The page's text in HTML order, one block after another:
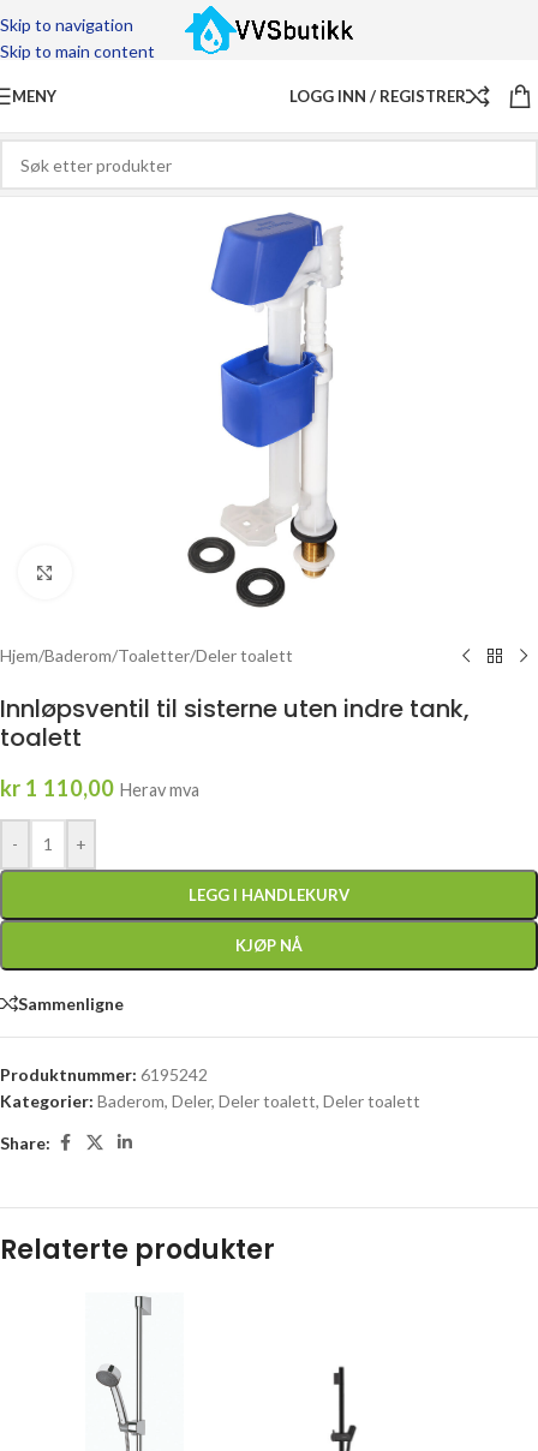
Skip to navigation
Skip to main content
MENY LOGG INN / REGISTRER
Hjem/Baderom/Toaletter/Deler toalett
Innløpsventil til sisterne uten indre tank,
toalett
kr 1 110,00 Herav mva
- +
LEGG I HANDLEKURV
KJØP NÅ
Sammenligne
Produktnummer: 6195242
Kategorier: Baderom, Deler, Deler toalett, Deler toalett
Share:
Relaterte produkter